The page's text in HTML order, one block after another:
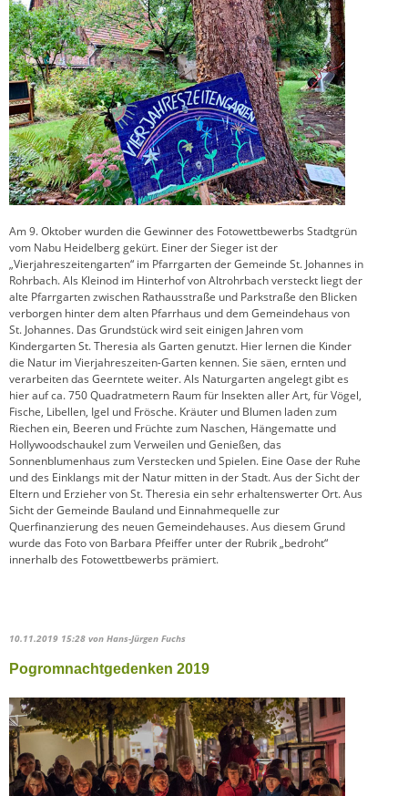
Am 9. Oktober wurden die Gewinner des Fotowettbewerbs Stadtgrün
vom Nabu Heidelberg gekürt. Einer der Sieger ist der
„Vierjahreszeitengarten“ im Pfarrgarten der Gemeinde St. Johannes in
Rohrbach. Als Kleinod im Hinterhof von Altrohrbach versteckt liegt der
alte Pfarrgarten zwischen Rathausstraße und Parkstraße den Blicken
verborgen hinter dem alten Pfarrhaus und dem Gemeindehaus von
St. Johannes. Das Grundstück wird seit einigen Jahren vom
Kindergarten St. Theresia als Garten genutzt. Hier lernen die Kinder
die Natur im Vierjahreszeiten-Garten kennen. Sie säen, ernten und
verarbeiten das Geerntete weiter. Als Naturgarten angelegt gibt es
hier auf ca. 750 Quadratmetern Raum für Insekten aller Art, für Vögel,
Fische, Libellen, Igel und Frösche. Kräuter und Blumen laden zum
Riechen ein, Beeren und Früchte zum Naschen, Hängematte und
Hollywoodschaukel zum Verweilen und Genießen, das
Sonnenblumenhaus zum Verstecken und Spielen. Eine Oase der Ruhe
und des Einklangs mit der Natur mitten in der Stadt. Aus der Sicht der
Eltern und Erzieher von St. Theresia ein sehr erhaltenswerter Ort. Aus
Sicht der Gemeinde Bauland und Einnahmequelle zur
Querfinanzierung des neuen Gemeindehauses. Aus diesem Grund
wurde das Foto von Barbara Pfeiffer unter der Rubrik „bedroht“
innerhalb des Fotowettbewerbs prämiert.
10.11.2019 15:28 von Hans-Jürgen Fuchs
Pogromnachtgedenken 2019